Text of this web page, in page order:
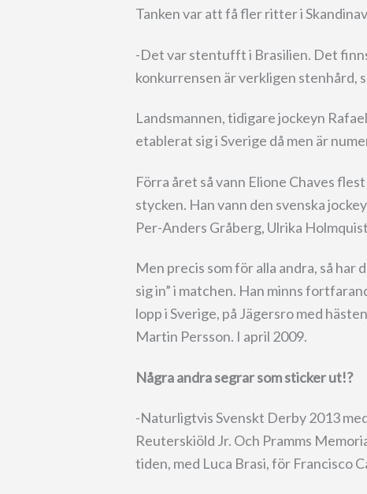
Tanken var att få fler ritter i
-Det var stentufft i Brasilien. Det
konkurrensen är verkligen stenhård,
Landsmannen, tidigare jockeyn
etablerat sig i Sverige då men är
Förra året så vann Elione Chaves
stycken. Han vann den svenska
Per-Anders Gråberg, Ulrika
Men precis som för alla andra, så
sig in” i matchen. Han minns
lopp i Sverige, på Jägersro med hästen
Martin Persson. I april 2009.
Några andra segrar som sticker ut!?
-Naturligtvis Svenskt Derby 2013
Reuterskiöld Jr. Och Pramms
tiden, med Luca Brasi, för Francisco